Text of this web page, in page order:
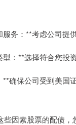
服务：**考虑公司提
型：**选择符合您投
**确保公司受到美国
些因素股票的配债